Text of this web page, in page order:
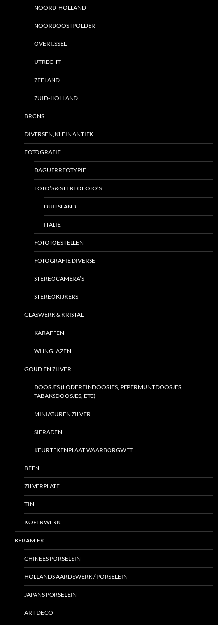
NOORD-HOLLAND
NOORDOOSTPOLDER
OVERIJSSEL
UTRECHT
ZEELAND
ZUID-HOLLAND
BRONS
DIVERSEN, KLEIN ANTIEK
FOTOGRAFIE
DAGUERREOTYPIE
FOTO’S & STEREOFOTO’S
DUITSLAND
ITALIE
FOTOTOESTELLEN
FOTOGRAFIE DIVERSE
STEREOCAMERA’S
STEREOKIJKERS
GLASWERK & KRISTAL
KARAFFEN
WIJNGLAZEN
GOUD EN ZILVER
DOOSJES (LODEREINDOOSJES, PEPERMUNTDOOSJES,
TABAKSDOOSJES, ETC)
MINIATUREN ZILVER
SIERADEN
KEURTEKENPLAAT WAARBORGWET
BEEN
ZILVERPLATE
TIN
KOPERWERK
KERAMIEK
CHINEES PORSELEIN
HOLLANDS AARDEWERK / PORSELEIN
JAPANS PORSELEIN
ART DECO